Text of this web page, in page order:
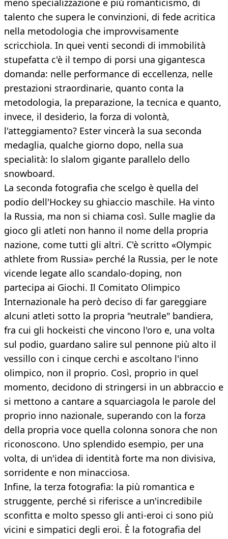
meno specializzazione e più romanticismo, di
talento che supera le convinzioni, di fede acritica
nella metodologia che improvvisamente
scricchiola. In quei venti secondi di immobilità
stupefatta c'è il tempo di porsi una gigantesca
domanda: nelle performance di eccellenza, nelle
prestazioni straordinarie, quanto conta la
metodologia, la preparazione, la tecnica e quanto,
invece, il desiderio, la forza di volontà,
l'atteggiamento? Ester vincerà la sua seconda
medaglia, qualche giorno dopo, nella sua
specialità: lo slalom gigante parallelo dello
snowboard.
La seconda fotografia che scelgo è quella del
podio dell'Hockey su ghiaccio maschile. Ha vinto
la Russia, ma non si chiama così. Sulle maglie da
gioco gli atleti non hanno il nome della propria
nazione, come tutti gli altri. C'è scritto «Olympic
athlete from Russia» perché la Russia, per le note
vicende legate allo scandalo-doping, non
partecipa ai Giochi. Il Comitato Olimpico
Internazionale ha però deciso di far gareggiare
alcuni atleti sotto la propria "neutrale" bandiera,
fra cui gli hockeisti che vincono l'oro e, una volta
sul podio, guardano salire sul pennone più alto il
vessillo con i cinque cerchi e ascoltano l'inno
olimpico, non il proprio. Così, proprio in quel
momento, decidono di stringersi in un abbraccio e
si mettono a cantare a squarciagola le parole del
proprio inno nazionale, superando con la forza
della propria voce quella colonna sonora che non
riconoscono. Uno splendido esempio, per una
volta, di un'idea di identità forte ma non divisiva,
sorridente e non minacciosa.
Infine, la terza fotografia: la più romantica e
struggente, perché si riferisce a un'incredibile
sconfitta e molto spesso gli anti-eroi ci sono più
vicini e simpatici degli eroi. È la fotografia del